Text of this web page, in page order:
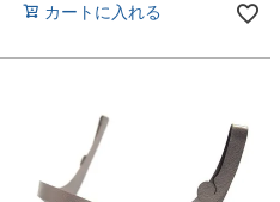
カートに入れる